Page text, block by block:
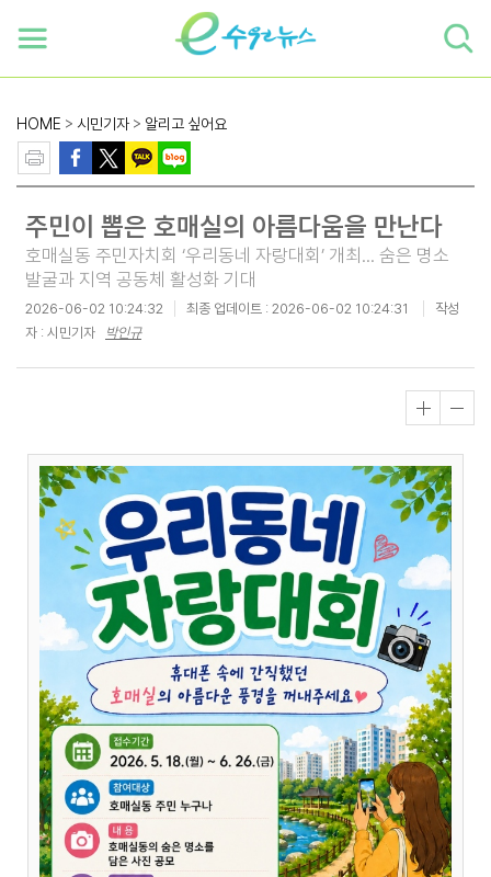
HOME > 시민기자 > 알리고 싶어요
주민이 뽑은 호매실의 아름다움을 만난다
호매실동 주민자치회 ‘우리동네 자랑대회’ 개최... 숨은 명소
발굴과 지역 공동체 활성화 기대
2026-06-02 10:24:32 최종 업데이트 : 2026-06-02 10:24:31
작성
자 : 시민기자
박인규